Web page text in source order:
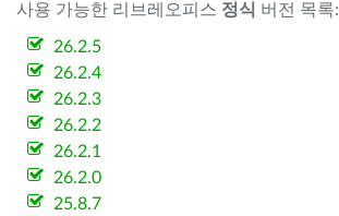
사용 가능한 리브레오피스 정식 버전 목록:
26.2.5
26.2.4
26.2.3
26.2.2
26.2.1
26.2.0
25.8.7